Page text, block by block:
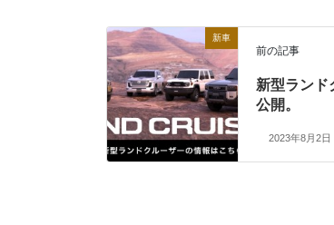
新車
前の記事
新型ランド
公開。
2023年8月2日